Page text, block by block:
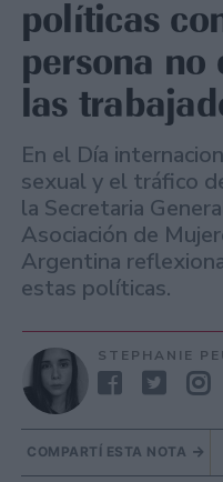
políticas
persona
las
En el Día
sexual y el tráfico
la Secretaria
Asociación de
Argentina
estas políticas.
STEPHANIE
COMPARTÍ ESTA NOTA